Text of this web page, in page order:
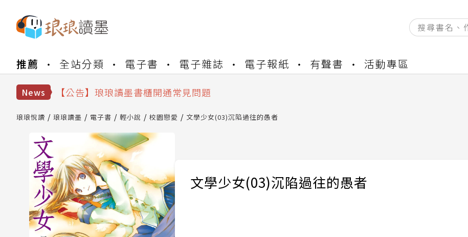
推薦 全站分類 電子書 電子雜誌 電子報紙 有聲書 活動專區
News
【公告】琅琅讀墨數位閱讀資產合併與書櫃開通申請
【公告】琅琅讀墨 3 分鐘完成書櫃開通與資產合併申請圖文教學
【公告】琅琅讀墨數位閱讀資產合併與書櫃開通申請
琅琅悅讀 琅琅讀墨 電子書 輕小說 校園戀愛 文學少女(03)沉陷過往的愚者
文學少女(03)沉陷過往的愚者